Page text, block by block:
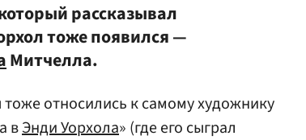
рассказывал
тоже появился —
Митчелла.
относились к самому художнику
вЭнди Уорхола» (где его сыграл